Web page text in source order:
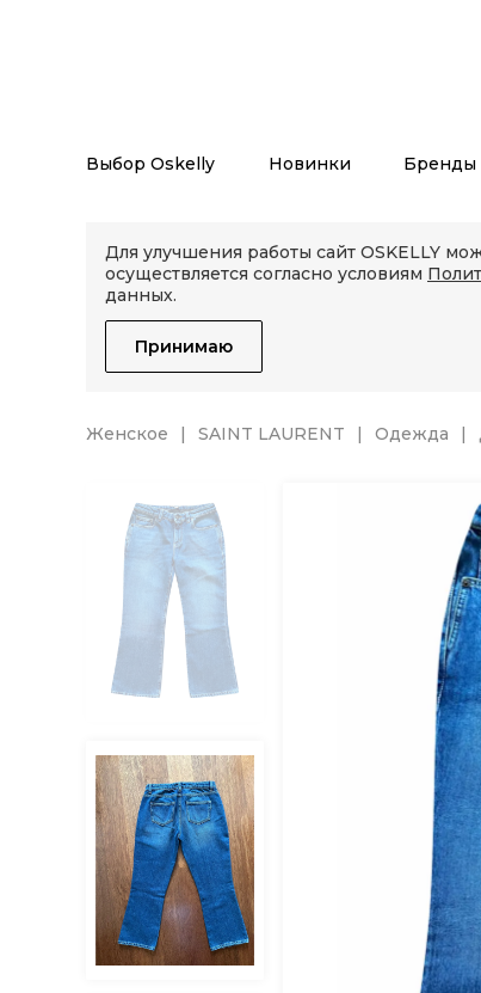
Выбор Oskelly Новинки Бренды
Для улучшения работы сайт OSKELLY
осуществляется согласно условиям
данных.
Принимаю
Женское SAINT LAURENT Одежда